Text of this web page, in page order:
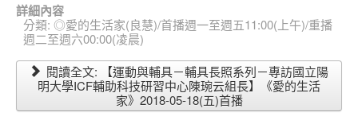
詳細內容
分類: ◎愛的生活家(良慧)/首播週一至週五11:00(上午)/重播
週二至週六00:00(凌晨)
閱讀全文: 【運動與輔具－輔具長照系列－專訪國立陽
明大學ICF輔助科技研習中心陳琬云組長】《愛的生活
家》2018-05-18(五)首播